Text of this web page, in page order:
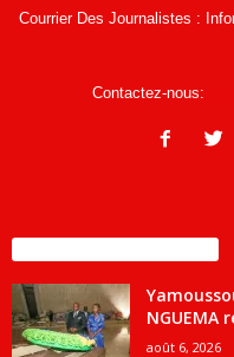
Courrier Des Journalistes :
Contactez-nous:
NGUEMA
août 6, 2026